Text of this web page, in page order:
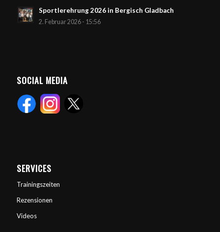
Sportlerehrung 2026 in Bergisch Gladbach
2. Februar 2026 - 15:56
SOCIAL MEDIA
SERVICES
Trainingszeiten
Rezensionen
Videos